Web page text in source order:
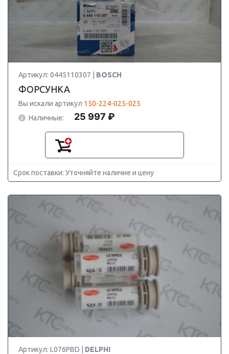
Артикул: 0445110307 | BOSCH
ФОРСУНКА
Вы искали артикул 150-224-025-025
Наличные:
25 997 ₽
Срок поставки: Уточняйте наличие и цену
Артикул: L076PBD | DELPHI